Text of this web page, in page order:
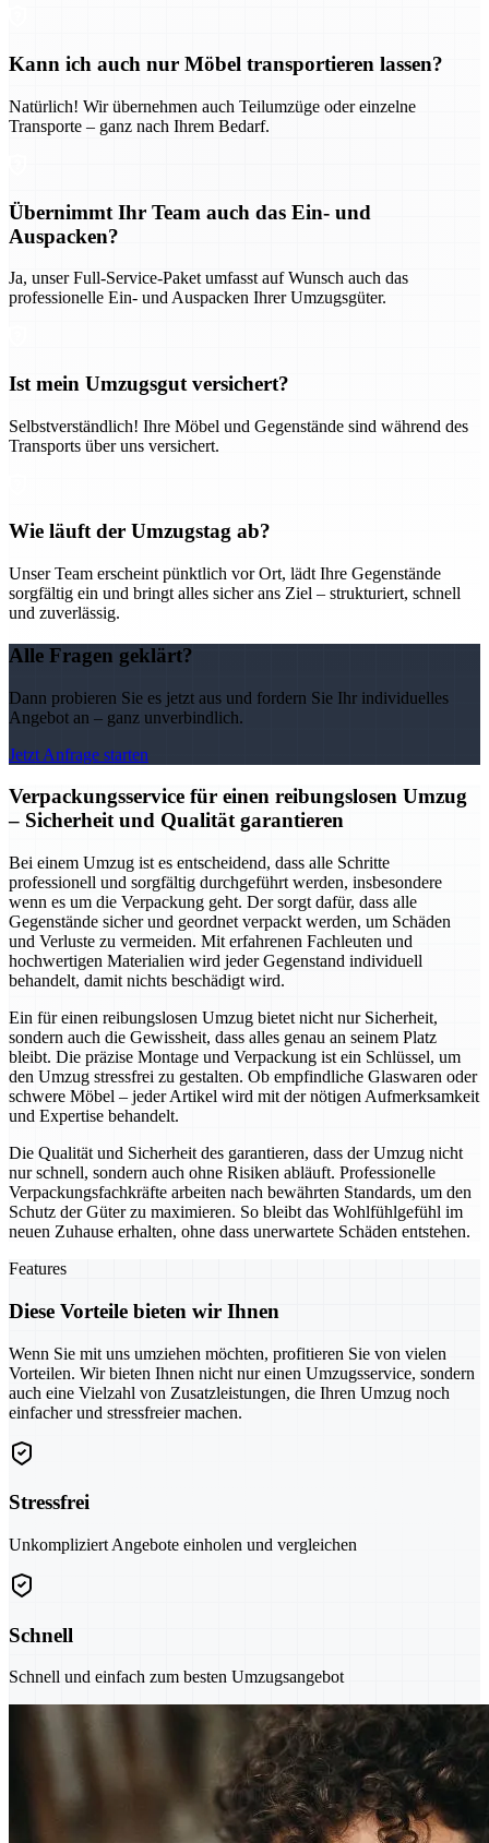
Kann ich auch nur Möbel transportieren lassen?
Natürlich! Wir übernehmen auch Teilumzüge oder einzelne
Transporte – ganz nach Ihrem Bedarf.
Übernimmt Ihr Team auch das Ein- und
Auspacken?
Ja, unser Full-Service-Paket umfasst auf Wunsch auch das
professionelle Ein- und Auspacken Ihrer Umzugsgüter.
Ist mein Umzugsgut versichert?
Selbstverständlich! Ihre Möbel und Gegenstände sind während des
Transports über uns versichert.
Wie läuft der Umzugstag ab?
Unser Team erscheint pünktlich vor Ort, lädt Ihre Gegenstände
sorgfältig ein und bringt alles sicher ans Ziel – strukturiert, schnell
und zuverlässig.
Alle Fragen geklärt?
Dann probieren Sie es jetzt aus und fordern Sie Ihr individuelles
Angebot an – ganz unverbindlich.
Jetzt Anfrage starten
Verpackungsservice für einen reibungslosen Umzug
– Sicherheit und Qualität garantieren
Bei einem Umzug ist es entscheidend, dass alle Schritte
professionell und sorgfältig durchgeführt werden, insbesondere
wenn es um die Verpackung geht. Der sorgt dafür, dass alle
Gegenstände sicher und geordnet verpackt werden, um Schäden
und Verluste zu vermeiden. Mit erfahrenen Fachleuten und
hochwertigen Materialien wird jeder Gegenstand individuell
behandelt, damit nichts beschädigt wird.
Ein für einen reibungslosen Umzug bietet nicht nur Sicherheit,
sondern auch die Gewissheit, dass alles genau an seinem Platz
bleibt. Die präzise Montage und Verpackung ist ein Schlüssel, um
den Umzug stressfrei zu gestalten. Ob empfindliche Glaswaren oder
schwere Möbel – jeder Artikel wird mit der nötigen Aufmerksamkeit
und Expertise behandelt.
Die Qualität und Sicherheit des garantieren, dass der Umzug nicht
nur schnell, sondern auch ohne Risiken abläuft. Professionelle
Verpackungsfachkräfte arbeiten nach bewährten Standards, um den
Schutz der Güter zu maximieren. So bleibt das Wohlfühlgefühl im
neuen Zuhause erhalten, ohne dass unerwartete Schäden entstehen.
Features
Diese Vorteile bieten wir Ihnen
Wenn Sie mit uns umziehen möchten, profitieren Sie von vielen
Vorteilen. Wir bieten Ihnen nicht nur einen Umzugsservice, sondern
auch eine Vielzahl von Zusatzleistungen, die Ihren Umzug noch
einfacher und stressfreier machen.
Stressfrei
Unkompliziert Angebote einholen und vergleichen
Schnell
Schnell und einfach zum besten Umzugsangebot